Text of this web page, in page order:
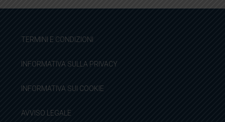
TERMINI E CONDIZIONI
INFORMATIVA SULLA PRIVACY
INFORMATIVA SUI COOKIE
AVVISO LEGALE